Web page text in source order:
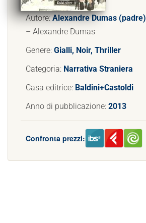
Autore:Alexandre Dumas (padre)
– Alexandre Dumas
Genere: Gialli, Noir, Thriller
Categoria: Narrativa Straniera
Casa editrice: Baldini+Castoldi
Anno di pubblicazione: 2013
Confronta prezzi: